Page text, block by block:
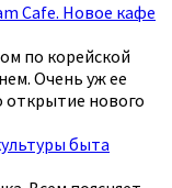
Cafe. Новое кафе
по корейской
Очень уж ее
открытие нового
быта